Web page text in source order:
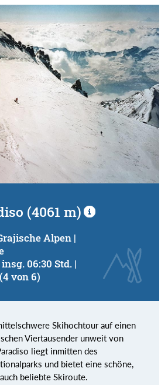
(4061 m)
Alpen |
06:30 Std. |
von 6)
Skihochtour auf einen
Viertausender unweit von
liegt inmitten des
und bietet eine schöne,
beliebte Skiroute.